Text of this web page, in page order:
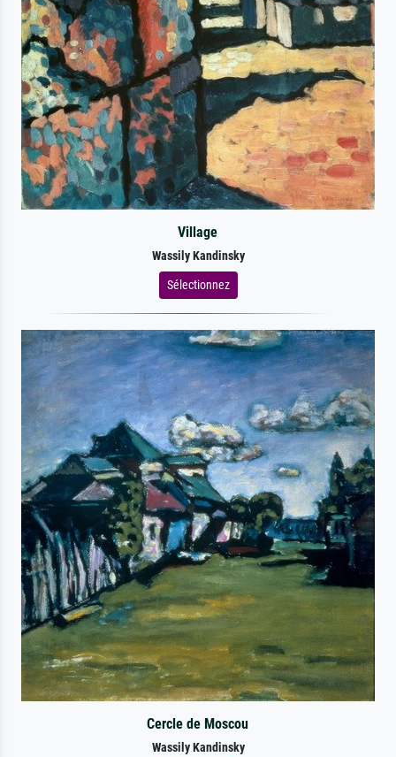
Village
Wassily Kandinsky
Sélectionnez
Cercle de Moscou
Wassily Kandinsky